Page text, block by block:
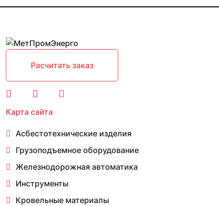
Расчитать заказ
Карта сайта
Асбестотехнические изделия
Грузоподъемное оборудование
Железнодорожная автоматика
Инструменты
Кровельные материалы